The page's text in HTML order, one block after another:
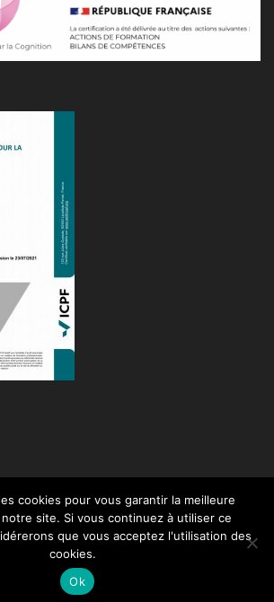
CGV Règlement intérieur
Themes| Propulsé par
cookies pour vous garantir la meilleure
site. Si vous continuez à utiliser ce
que vous acceptez l'utilisation des
cookies.
Ok